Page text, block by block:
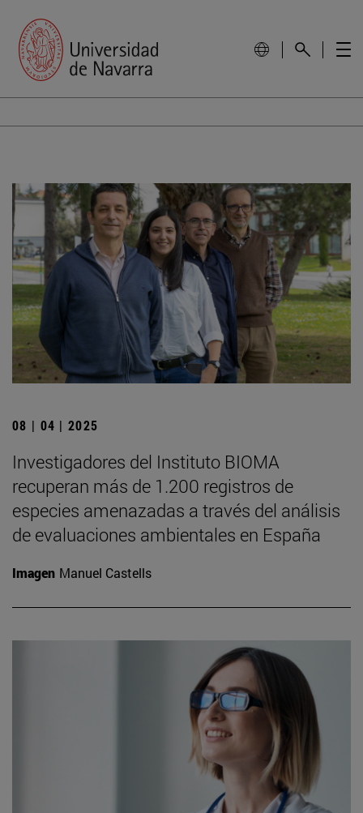
08 | 04 | 2025
Investigadores del Instituto BIOMA
recuperan más de 1.200 registros de
especies amenazadas a través del análisis
de evaluaciones ambientales en España
Imagen Manuel Castells